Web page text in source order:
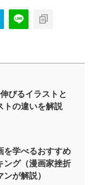
びるイラストと
トの違いを解説
を学べるおすすめ
ング（漫画家挫折
が解説）